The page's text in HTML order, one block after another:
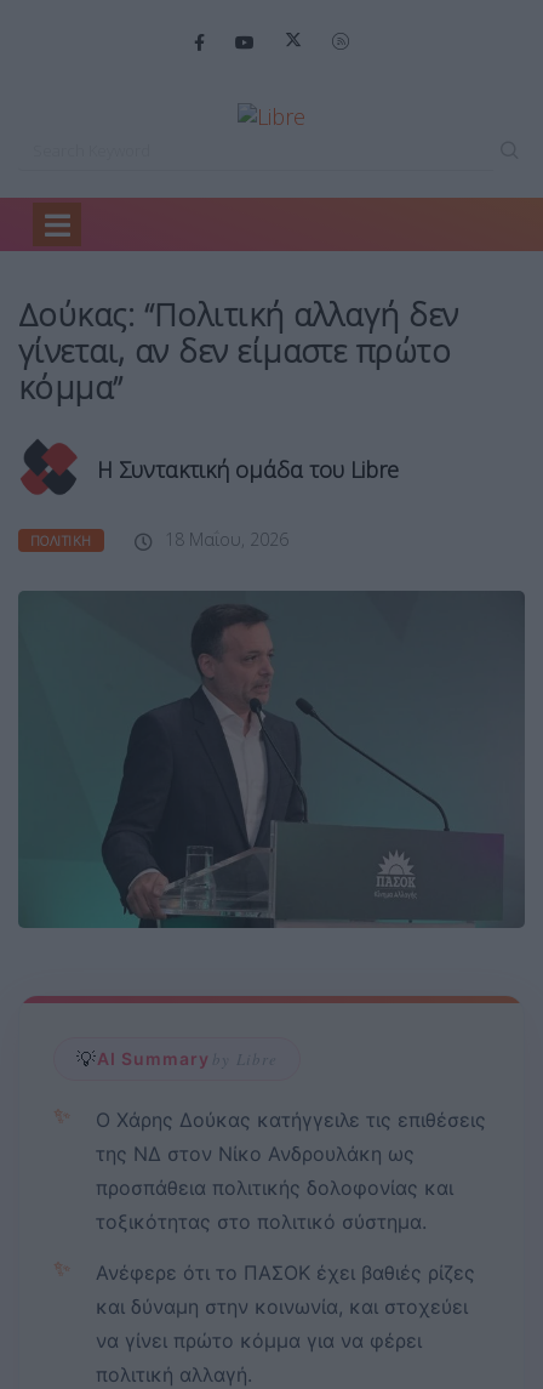
Home
Δούκας: “Πολιτική αλλαγή δεν
γίνεται, αν δεν είμαστε πρώτο
κόμμα”
Η Συντακτική ομάδα του Libre
ΠΟΛΙΤΙΚΉ 18 Μαΐου, 2026
💡AI Summary by Libre
✨
Ο Χάρης Δούκας κατήγγειλε τις επιθέσεις
της ΝΔ στον Νίκο Ανδρουλάκη ως
προσπάθεια πολιτικής δολοφονίας και
τοξικότητας στο πολιτικό σύστημα.
✨
Ανέφερε ότι το ΠΑΣΟΚ έχει βαθιές ρίζες
και δύναμη στην κοινωνία, και στοχεύει
να γίνει πρώτο κόμμα για να φέρει
πολιτική αλλαγή.